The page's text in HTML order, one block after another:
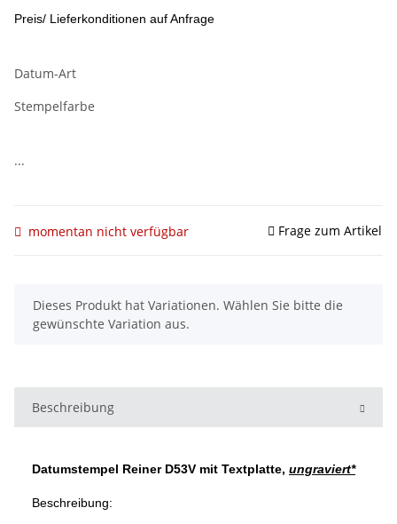
Preis/ Lieferkonditionen auf Anfrage
Datum-Art
Stempelfarbe
...
momentan nicht verfügbar Frage zum Artikel
x
Dieses Produkt hat Variationen. Wählen Sie bitte die
gewünschte Variation aus.
Beschreibung
Datumstempel Reiner D53V mit Textplatte, ungraviert*
Beschreibung: